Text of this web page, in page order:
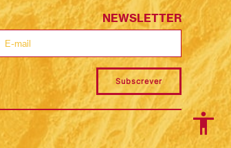
NEWSLETTER
Subscrever